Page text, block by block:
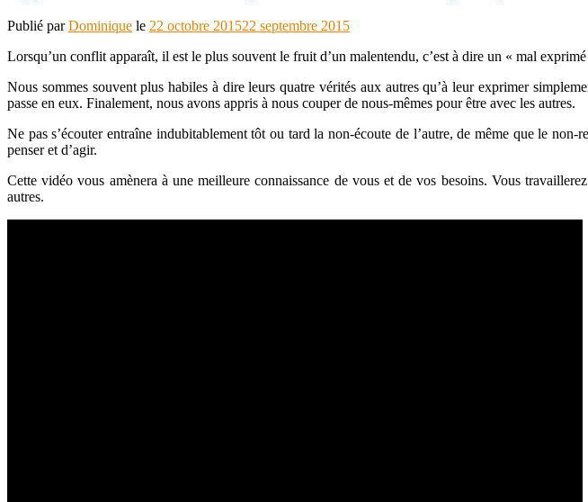
Publié parDominique le 22 octobre 201522 septembre 2015
Lorsqu’un conflit apparaît, il est le plus souvent le fruit d’un malentendu, c’est à dire un « mal
Nous sommes souvent plus habiles à dire leurs quatre vérités aux autres qu’à leur exprimer
passe en eux. Finalement, nous avons appris à nous couper de nous-mêmes pour être avec les autres.
Ne pas s’écouter entraîne indubitablement tôt ou tard la non-écoute de l’autre, de même que le
penser et d’agir.
Cette vidéo vous amènera à une meilleure connaissance de vous et de vos besoins. Vous
autres.